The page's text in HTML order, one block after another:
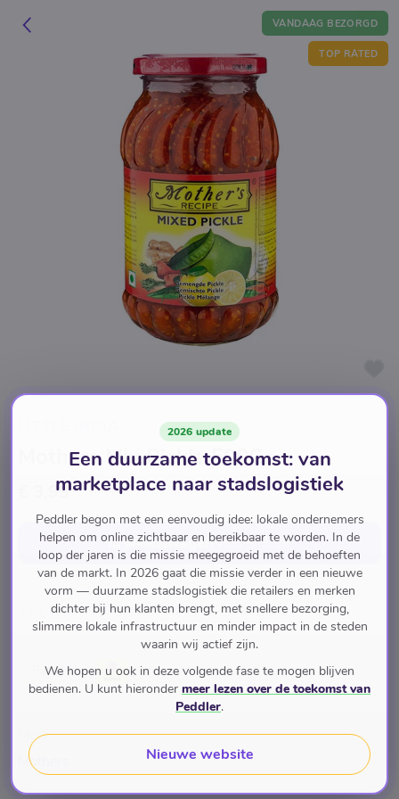
VANDAAG BEZORGD
TOP RATED
Mothers Mix Pickle 500Gr
€ 3,99
In winkelwagenvoor € 3,99
Jam, Spreads & Pickles Pickles Mixed Pickle
Pay with
Merk
Mothers
2026 update
Een duurzame toekomst: van
marketplace naar stadslogistiek
Peddler begon met een eenvoudig idee: lokale ondernemers
helpen om online zichtbaar en bereikbaar te worden. In de
loop der jaren is die missie meegegroeid met de behoeften
van de markt. In 2026 gaat die missie verder in een nieuwe
vorm — duurzame stadslogistiek die retailers en merken
dichter bij hun klanten brengt, met snellere bezorging,
slimmere lokale infrastructuur en minder impact in de steden
waarin wij actief zijn.
We hopen u ook in deze volgende fase te mogen blijven
bedienen. U kunt hieronder meer lezen over de toekomst van
Peddler.
Nieuwe website